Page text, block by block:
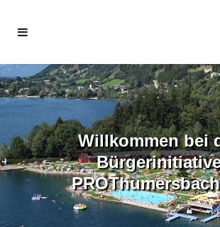
Willkommen bei